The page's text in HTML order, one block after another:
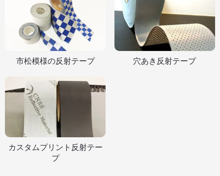
市松模様の反射テープ 穴あき反射テープ
カスタムプリント反射テー
プ